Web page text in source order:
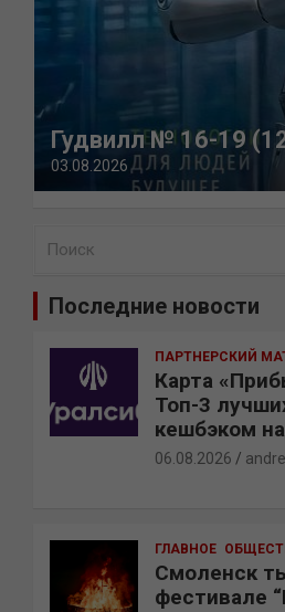
Гудвилл № 16-19
03.08.2026
Последние новости
ПАРТНЕРСКИЙ
Карта
Топ-3
кешбэком
06.08.2026
ГЛАВНОЕ
Смоленск
фестивале